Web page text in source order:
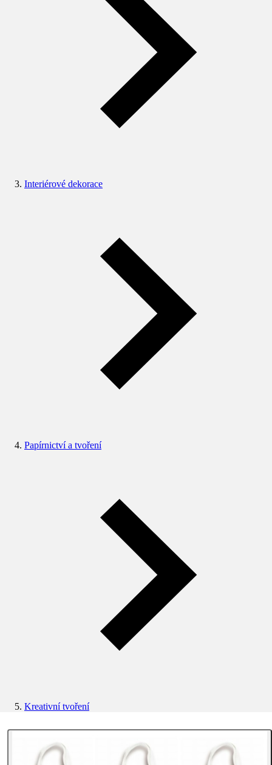
Interiérové dekorace
Papírnictví a tvoření
Kreativní tvoření